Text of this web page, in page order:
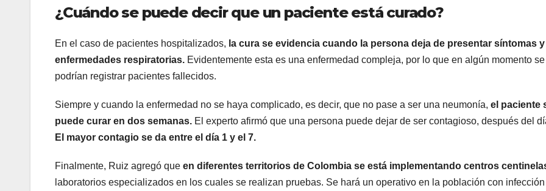
¿Cuándo se puede decir que un paciente está curado?
En el caso de pacientes hospitalizados, la cura se evidencia cuando la persona deja de presentar síntomas y
enfermedades respiratorias. Evidentemente esta es una enfermedad compleja, por lo que en algún momento se
podrían registrar pacientes fallecidos.
Siempre y cuando la enfermedad no se haya complicado, es decir, que no pase a ser una neumonía, el paciente
puede curar en dos semanas. El experto afirmó que una persona puede dejar de ser contagioso, después del
El mayor contagio se da entre el día 1 y el 7.
Finalmente, Ruiz agregó que en diferentes territorios de Colombia se está implementando centros
laboratorios especializados en los cuales se realizan pruebas. Se hará un operativo en la población con infección